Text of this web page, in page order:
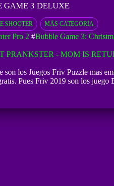
GAME 3 DELUXE
SHOOTER MÁS CATEGORÍA
Pro 2 #Bubble Game 3:
PRANKSTER - MOM IS
los Juegos Friv Puzzle mas
Pues Friv 2019 son los